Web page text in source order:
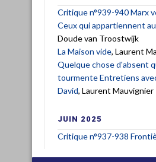
Critique n°939-940 Marx
Ceux qui appartiennent
Doude van Troostwijk
La Maison vide, Laurent
Quelque chose d'absent
tourmente Entretiens
David, Laurent Mauvignier
JUIN 2025
Critique n°937-938